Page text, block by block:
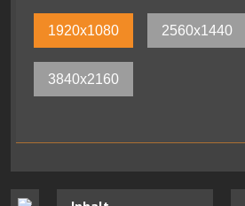
1920x1080 2560x1440
3840x2160